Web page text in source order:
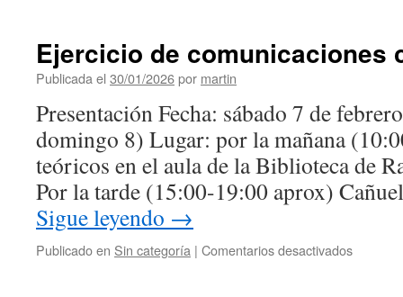
Cañuela
Ejercicio de comunicaciones
Publicada el 30/01/2026por martin
Presentación Fecha: sábado 7 de
domingo 8) Lugar: por la mañana
teóricos en el aula de la Biblioteca de
Por la tarde (15:00-19:00 aprox)
Sigue leyendo →
Publicado en Sin categoría | Comentarios desactivadosen